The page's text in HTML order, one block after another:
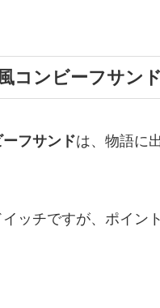
コンビーフサン
フサンドは、物語に
ッチですが、ポイン